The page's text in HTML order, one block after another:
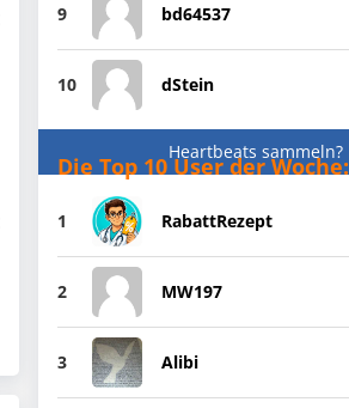
9 bd64537
10 dStein
Heartbeats sammeln?
Die Top 10 User der Woche:
1 RabattRezept
2 MW197
3 Alibi